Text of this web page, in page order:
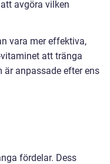
avgöra vilken
vara mer effektiva,
att tränga
anpassade efter ens
fördelar. Dess